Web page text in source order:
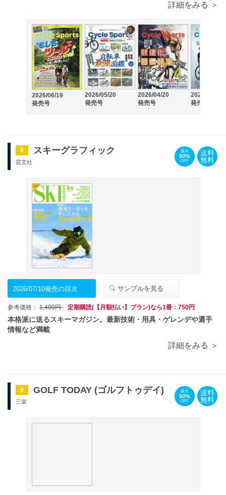
詳細をみる ＞
2026/06/19
発売号
2026/05/20
発売号
2026/04/20
発売号
2026/03/19
発売号
8 スキーグラフィック
芸文社
最大
50%
OFF
送料
無料
2026/07/10発売の目次 サンプルを見る
参考価格： 1,400円 定期購読(【月額払い】プラン)なら1冊：750円
本格派に送るスキーマガジン。最新技術・用具・ゲレンデや選手
情報など満載
詳細をみる ＞
9 GOLF TODAY (ゴルフトゥデイ)
三栄
最大
50%
OFF
送料
無料